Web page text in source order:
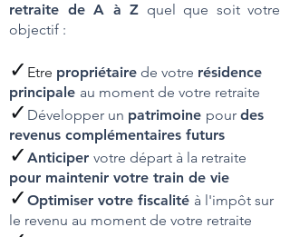
retraite de A à Z quel que soit votre
objectif :
✓ Etre propriétaire de votre résidence
principale au moment de votre retraite
✓ Développer un patrimoine pour des
revenus complémentaires futurs
✓ Anticiper votre départ à la retraite
pour maintenir votre train de vie
✓ Optimiser votre fiscalité à l'impôt sur
le revenu au moment de votre retraite